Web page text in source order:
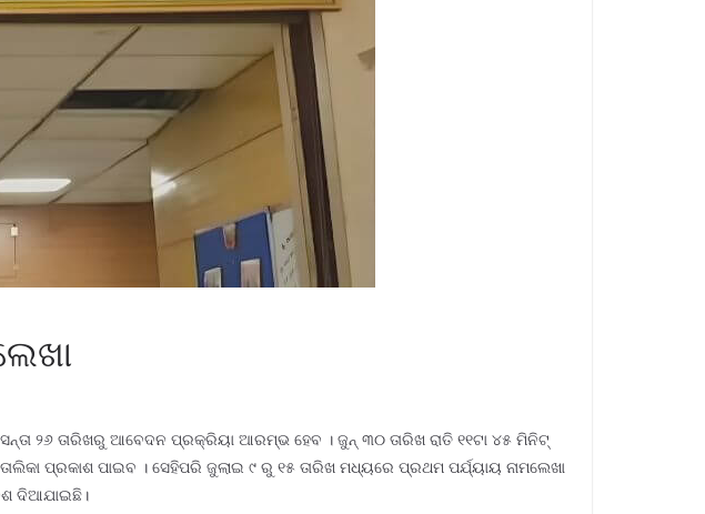
୨୬ ତାରିଖରୁ ଆବେଦନ ପ୍ରକ୍ରିୟା ଆରମ୍ଭ ହେବ । ଜୁନ୍ ୩୦ ତାରିଖ ରାତି ୧୧ଟା ୪୫ ମିନିଟ୍
ପ୍ରକାଶ ପାଇବ । ସେହିପରି ଜୁଲାଇ ୯ ରୁ ୧୫ ତାରିଖ ମଧ୍ୟରେ ପ୍ରଥମ ପର୍ଯ୍ୟାୟ ନାମଲେଖା
ଦିଆଯାଇଛି।